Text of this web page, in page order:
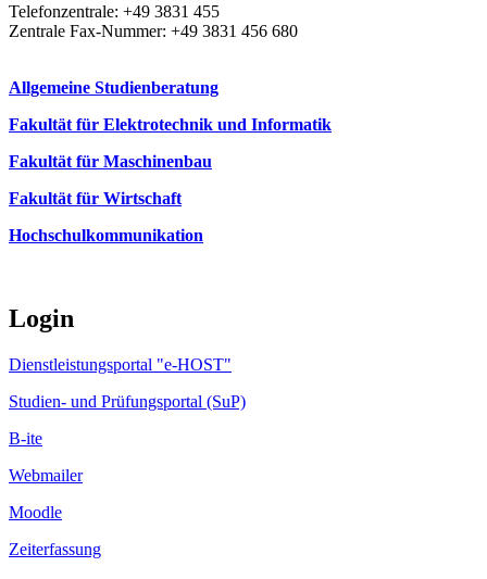
Telefonzentrale: +49 3831 455
Zentrale Fax-Nummer: +49 3831 456 680
Allgemeine Studienberatung
Fakultät für Elektrotechnik und Informatik
Fakultät für Maschinenbau
Fakultät für Wirtschaft
Hochschulkommunikation
Login
Dienstleistungsportal "e-HOST"
Studien- und Prüfungsportal (SuP)
B-ite
Webmailer
Moodle
Zeiterfassung